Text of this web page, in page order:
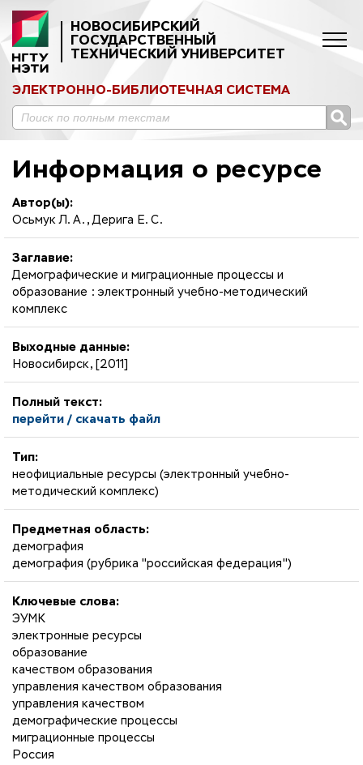
НОВОСИБИРСКИЙ
ГОСУДАРСТВЕННЫЙ
ТЕХНИЧЕСКИЙ УНИВЕРСИТЕТ
ЭЛЕКТРОННО-БИБЛИОТЕЧНАЯ СИСТЕМА
Информация о ресурсе
Автор(ы):
Осьмук Л. А., Дерига Е. С.
Заглавие:
Демографические и миграционные процессы и
образование : электронный учебно-методический
комплекс
Выходные данные:
Новосибирск, [2011]
Полный текст:
перейти / скачать файл
Тип:
неофициальные ресурсы (электронный учебно-
методический комплекс)
Предметная область:
демография
демография (рубрика "российская федерация")
Ключевые слова:
ЭУМК
электронные ресурсы
образование
качеством образования
управления качеством образования
управления качеством
демографические процессы
миграционные процессы
Россия